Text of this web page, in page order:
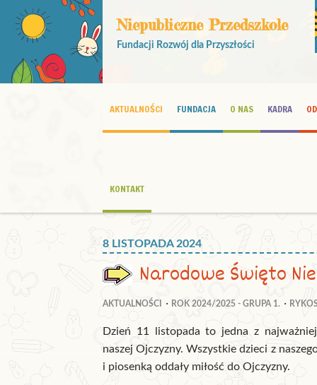
Niepubliczne Przedszkole
Fundacji Rozwój dla Przyszłości
AKTUALNOŚCI FUNDACJA O NAS KADRA
KONTAKT
8 LISTOPADA 2024
Narodowe Święto
AKTUALNOŚCI ROK 2024/2025 - GRUPA 1.
Dzień 11 listopada to jedna z
naszej Ojczyzny. Wszystkie dzieci z
i piosenką oddały miłość do Ojczyzny.